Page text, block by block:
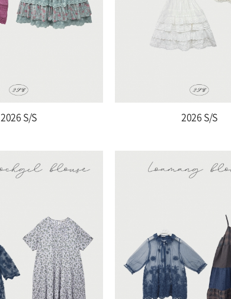
2026 S/S 2026 S/S